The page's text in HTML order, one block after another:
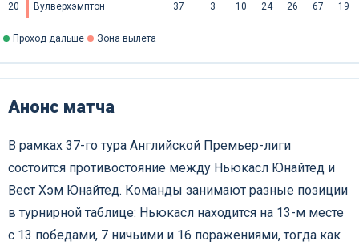
20 Вулверхэмптон 37 3 10 24 26 67 19
Проход дальше Зона вылета
Анонс матча
В рамках 37-го тура Английской Премьер-лиги
состоится противостояние между Ньюкасл Юнайтед и
Вест Хэм Юнайтед. Команды занимают разные позиции
в турнирной таблице: Ньюкасл находится на 13-м месте
с 13 победами, 7 ничьими и 16 поражениями, тогда как